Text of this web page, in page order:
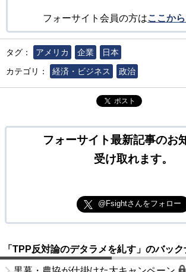
フォーサイト会員の方はここか
タグ： アメリカ 企業
日本
カテゴリ：
経済・ビジネス 政治
ポスト
フォーサイト最新記事のお
受け取れます。
@Fsightさんをフォロー
「TPP反対論のデタラメを糺す」のバッ